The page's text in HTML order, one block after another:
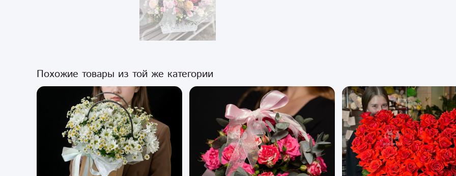
Похожие товары из той же категории